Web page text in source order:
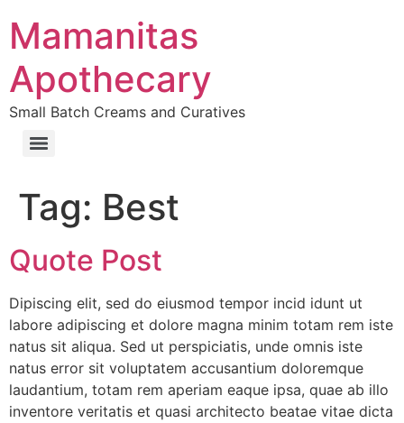
content
Mamanitas
Apothecary
Small Batch Creams and Curatives
Tag: Best
Quote Post
Dipiscing elit, sed do eiusmod tempor incid idunt ut
labore adipiscing et dolore magna minim totam rem iste
natus sit aliqua. Sed ut perspiciatis, unde omnis iste
natus error sit voluptatem accusantium doloremque
laudantium, totam rem aperiam eaque ipsa, quae ab illo
inventore veritatis et quasi architecto beatae vitae dicta